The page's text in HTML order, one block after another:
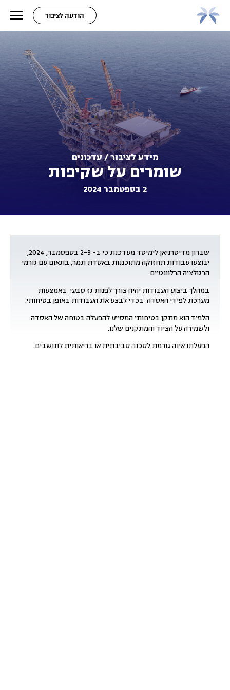
הודעה לציבור
מידע לציבור / עדכונים
שומרים על שקיפות
2 בספטמבר 2024
שברון מדיטרניאן לימיטד מעדכנת כי ב- 2-3 בספטמבר, 2024,
יבוצעו עבודות תחזוקה מתוכננות באסדת תמר, בתאום עם גורמי
הרגולציה הרלוונטיים.
במהלך ביצוע העבודות יהיה צורך לפנות גז טבעי באמצעות
מערכת לפידי האסדה בכדי לבצע את העבודות באופן בטיחותי.
הלפיד הוא מתקן בטיחותי המסייע להפעלה בטוחה של האסדה
ולשמירה על הציוד והמתקנים שלנו.
הפעלתו אינה גורמת לסכנה סביבתית או בריאותית לתושבים.